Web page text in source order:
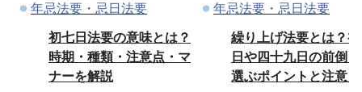
年忌法要・忌日法要
初七日法要の意味とは？
時期・種類・注意点・マ
ナーを解説
年忌法要・忌日法要
繰り上げ法要とは？
日や四十九日の前倒
選ぶポイントと注意点